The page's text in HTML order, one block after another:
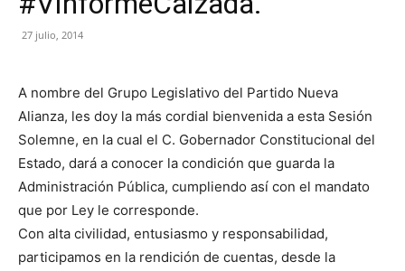
27 julio, 2014
A nombre del Grupo Legislativo del Partido Nueva
Alianza, les doy la más cordial bienvenida a esta Sesión
Solemne, en la cual el C. Gobernador Constitucional del
Estado, dará a conocer la condición que guarda la
Administración Pública, cumpliendo así con el mandato
que por Ley le corresponde.
Con alta civilidad, entusiasmo y responsabilidad,
participamos en la rendición de cuentas, desde la